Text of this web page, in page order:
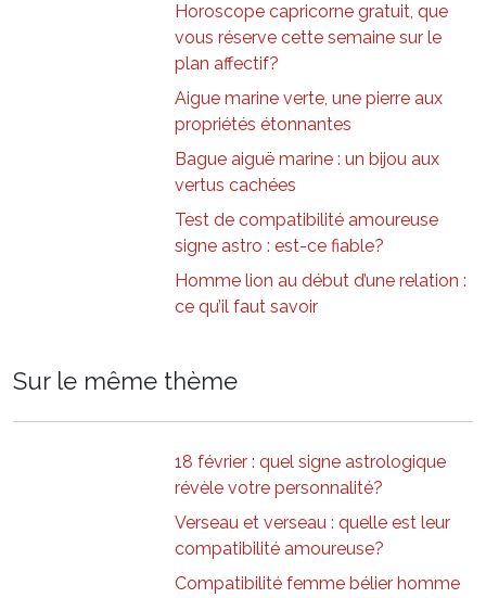
Horoscope capricorne gratuit, que
vous réserve cette semaine sur le
plan affectif?
Aigue marine verte, une pierre aux
propriétés étonnantes
Bague aiguë marine : un bijou aux
vertus cachées
Test de compatibilité amoureuse
signe astro : est-ce fiable?
Homme lion au début d’une relation :
ce qu’il faut savoir
Sur le même thème
18 février : quel signe astrologique
révèle votre personnalité?
Verseau et verseau : quelle est leur
compatibilité amoureuse?
Compatibilité femme bélier homme